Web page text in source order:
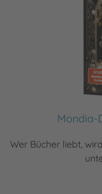
Mondia-
Wer Bücher liebt,